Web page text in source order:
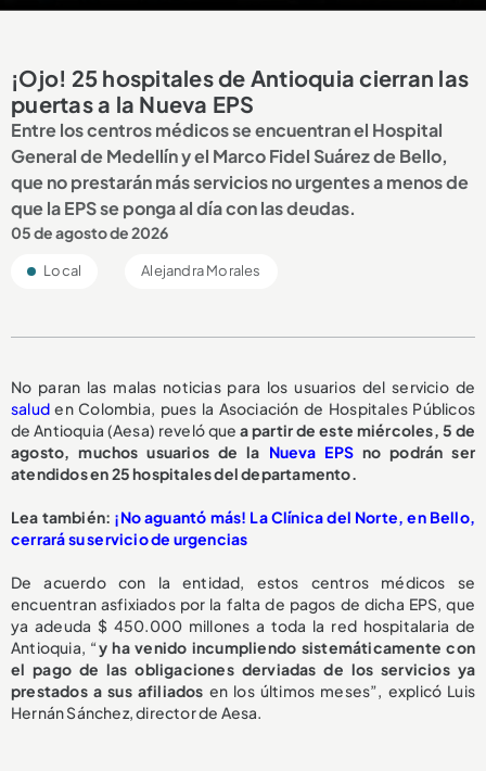
¡Ojo! 25 hospitales de Antioquia cierran las
puertas a la Nueva EPS
Entre los centros médicos se encuentran el Hospital
General de Medellín y el Marco Fidel Suárez de Bello,
que no prestarán más servicios no urgentes a menos de
que la EPS se ponga al día con las deudas.
05 de agosto de 2026
Local Alejandra Morales
No paran las malas noticias para los usuarios del servicio de
salud en Colombia, pues la Asociación de Hospitales Públicos
de Antioquia (Aesa) reveló quea partir de este miércoles, 5 de
agosto, muchos usuarios de la Nueva EPS no podrán ser
atendidos en 25 hospitales del departamento.
Lea también: ¡No aguantó más! La Clínica del Norte, en Bello,
cerrará su servicio de urgencias
De acuerdo con la entidad, estos centros médicos se
encuentran asfixiados por la falta de pagos de dicha EPS, que
ya adeuda $ 450.000 millones a toda la red hospitalaria de
Antioquia, “y ha venido incumpliendo sistemáticamente con
el pago de las obligaciones derviadas de los servicios ya
prestados a sus afiliados en los últimos meses”, explicó Luis
Hernán Sánchez, director de Aesa.